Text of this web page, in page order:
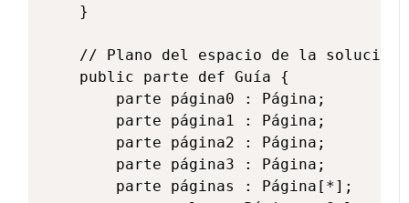
    }
// Plano del espacio de la
    public parte def Guía {
        parte página0 : Página;
        parte página1 : Página;
        parte página2 : Página;
        parte página3 : Página;
        parte páginas : Página[*];